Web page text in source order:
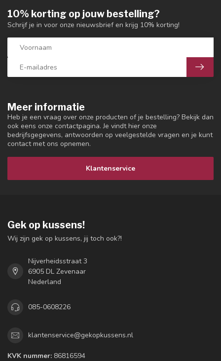
Meer informatie
Heb je een vraag over onze producten of je bestelling? Bekijk dan
ook eens onze contactpagina. Je vindt hier onze
bedrijfsgegevens, antwoorden op veelgestelde vragen en je kunt
contact met ons opnemen.
Klantenservice
10% korting op jouw bestelling?
Schrijf je in voor onze nieuwsbrief en krijg 10% korting!
Gek op kussens!
Wij zijn gek op kussens, jij toch ook?!
Nijverheidsstraat 3
6905 DL Zevenaar
Nederland
085-0608226
klantenservice@gekopkussens.nl
KVK nummer: 86816594